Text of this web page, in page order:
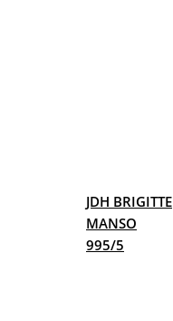
JDH BRIGITTE
MANSO
995/5